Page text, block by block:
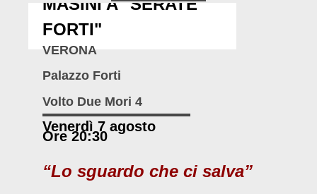
MASINI A "SERATE
FORTI"
VERONA
Palazzo Forti
Volto Due Mori 4
Venerdì 7 agosto
Ore 20:30
“Lo sguardo che ci salva”